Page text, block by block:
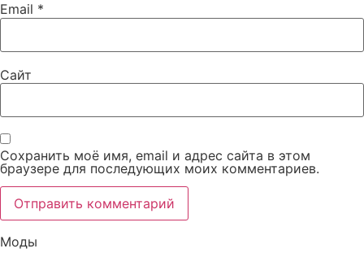
Email *
Сайт
Сохранить моё имя, email и адрес сайта в этом
браузере для последующих моих комментариев.
Моды